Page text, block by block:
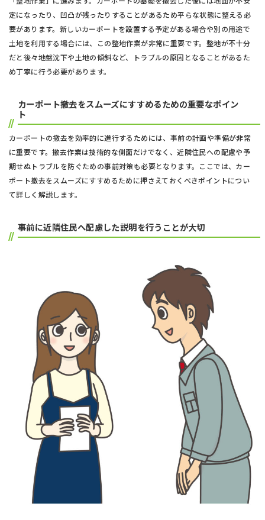
定になったり、凹凸が残ったりすることがあるため平らな状態に整える必
要があります。新しいカーポートを設置する予定がある場合や別の用途で
土地を利用する場合には、この整地作業が非常に重要です。整地が不十分
だと後々地盤沈下や土地の傾斜など、トラブルの原因となることがあるた
め丁寧に行う必要があります。
カーポート撤去をスムーズにすすめるための重要なポイン
ト
カーポートの撤去を効率的に進行するためには、事前の計画や準備が非常
に重要です。撤去作業は技術的な側面だけでなく、近隣住民への配慮や予
期せぬトラブルを防ぐための事前対策も必要となります。ここでは、カー
ポート撤去をスムーズにすすめるために押さえておくべきポイントについ
て詳しく解説します。
事前に近隣住民へ配慮した説明を行うことが大切